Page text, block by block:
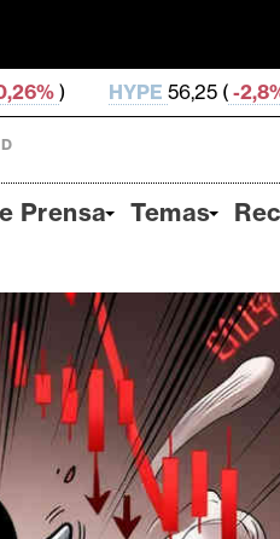
56,25 (-2,8%) DOGE
Prensa Temas